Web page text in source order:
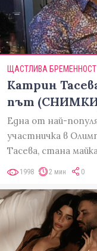
ЩАСТЛИВА БРЕМЕННОСТ
Катрин
път
Една от най-
участничка в
Тасева, стана
1998 2 мин 0